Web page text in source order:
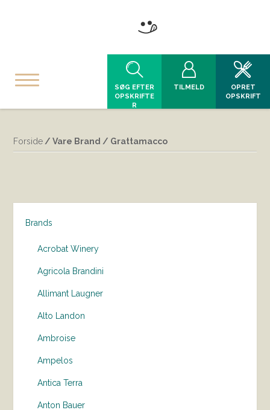
SØG EFTER
OPSKRIFTE
R
TILMELD
OPRET
OPSKRIFT
Forside / Vare Brand / Grattamacco
Brands
Acrobat Winery
Agricola Brandini
Allimant Laugner
Alto Landon
Ambroise
Ampelos
Antica Terra
Anton Bauer